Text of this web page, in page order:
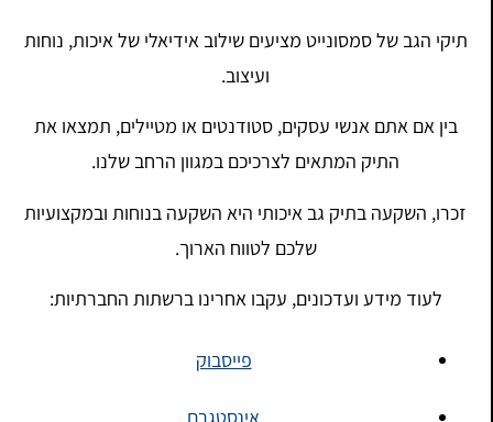
תיקי הגב של סמסונייט מציעים שילוב אידיאלי של איכות, נוחות
ועיצוב.
בין אם אתם אנשי עסקים, סטודנטים או מטיילים, תמצאו את
התיק המתאים לצרכיכם במגוון הרחב שלנו.
זכרו, השקעה בתיק גב איכותי היא השקעה בנוחות ובמקצועיות
שלכם לטווח הארוך.
לעוד מידע ועדכונים, עקבו אחרינו ברשתות החברתיות:
פייסבוק